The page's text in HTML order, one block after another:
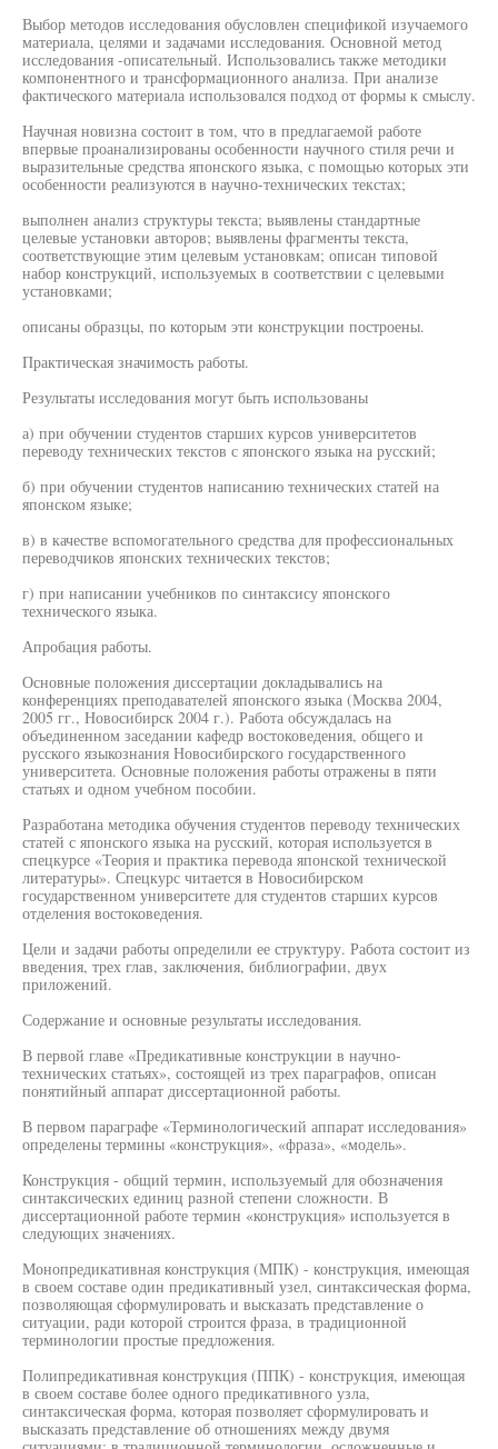
Выбор методов исследования обусловлен спецификой изучаемого
материала, целями и задачами исследования. Основной метод
исследования -описательный. Использовались также методики
компонентного и трансформационного анализа. При анализе
фактического материала использовался подход от формы к смыслу.
Научная новизна состоит в том, что в предлагаемой работе
впервые проанализированы особенности научного стиля речи и
выразительные средства японского языка, с помощью которых эти
особенности реализуются в научно-технических текстах;
выполнен анализ структуры текста; выявлены стандартные
целевые установки авторов; выявлены фрагменты текста,
соответствующие этим целевым установкам; описан типовой
набор конструкций, используемых в соответствии с целевыми
установками;
описаны образцы, по которым эти конструкции построены.
Практическая значимость работы.
Результаты исследования могут быть использованы
а) при обучении студентов старших курсов университетов
переводу технических текстов с японского языка на русский;
б) при обучении студентов написанию технических статей на
японском языке;
в) в качестве вспомогательного средства для профессиональных
переводчиков японских технических текстов;
г) при написании учебников по синтаксису японского
технического языка.
Апробация работы.
Основные положения диссертации докладывались на
конференциях преподавателей японского языка (Москва 2004,
2005 гг., Новосибирск 2004 г.). Работа обсуждалась на
объединенном заседании кафедр востоковедения, общего и
русского языкознания Новосибирского государственного
университета. Основные положения работы отражены в пяти
статьях и одном учебном пособии.
Разработана методика обучения студентов переводу технических
статей с японского языка на русский, которая используется в
спецкурсе «Теория и практика перевода японской технической
литературы». Спецкурс читается в Новосибирском
государственном университете для студентов старших курсов
отделения востоковедения.
Цели и задачи работы определили ее структуру. Работа состоит из
введения, трех глав, заключения, библиографии, двух
приложений.
Содержание и основные результаты исследования.
В первой главе «Предикативные конструкции в научно-
технических статьях», состоящей из трех параграфов, описан
понятийный аппарат диссертационной работы.
В первом параграфе «Терминологический аппарат исследования»
определены термины «конструкция», «фраза», «модель».
Конструкция - общий термин, используемый для обозначения
синтаксических единиц разной степени сложности. В
диссертационной работе термин «конструкция» используется в
следующих значениях.
Монопредикативная конструкция (МПК) - конструкция, имеющая
в своем составе один предикативный узел, синтаксическая форма,
позволяющая сформулировать и высказать представление о
ситуации, ради которой строится фраза, в традиционной
терминологии простые предложения.
Полипредикативная конструкция (ППК) - конструкция, имеющая
в своем составе более одного предикативного узла,
синтаксическая форма, которая позволяет сформулировать и
высказать представление об отношениях между двумя